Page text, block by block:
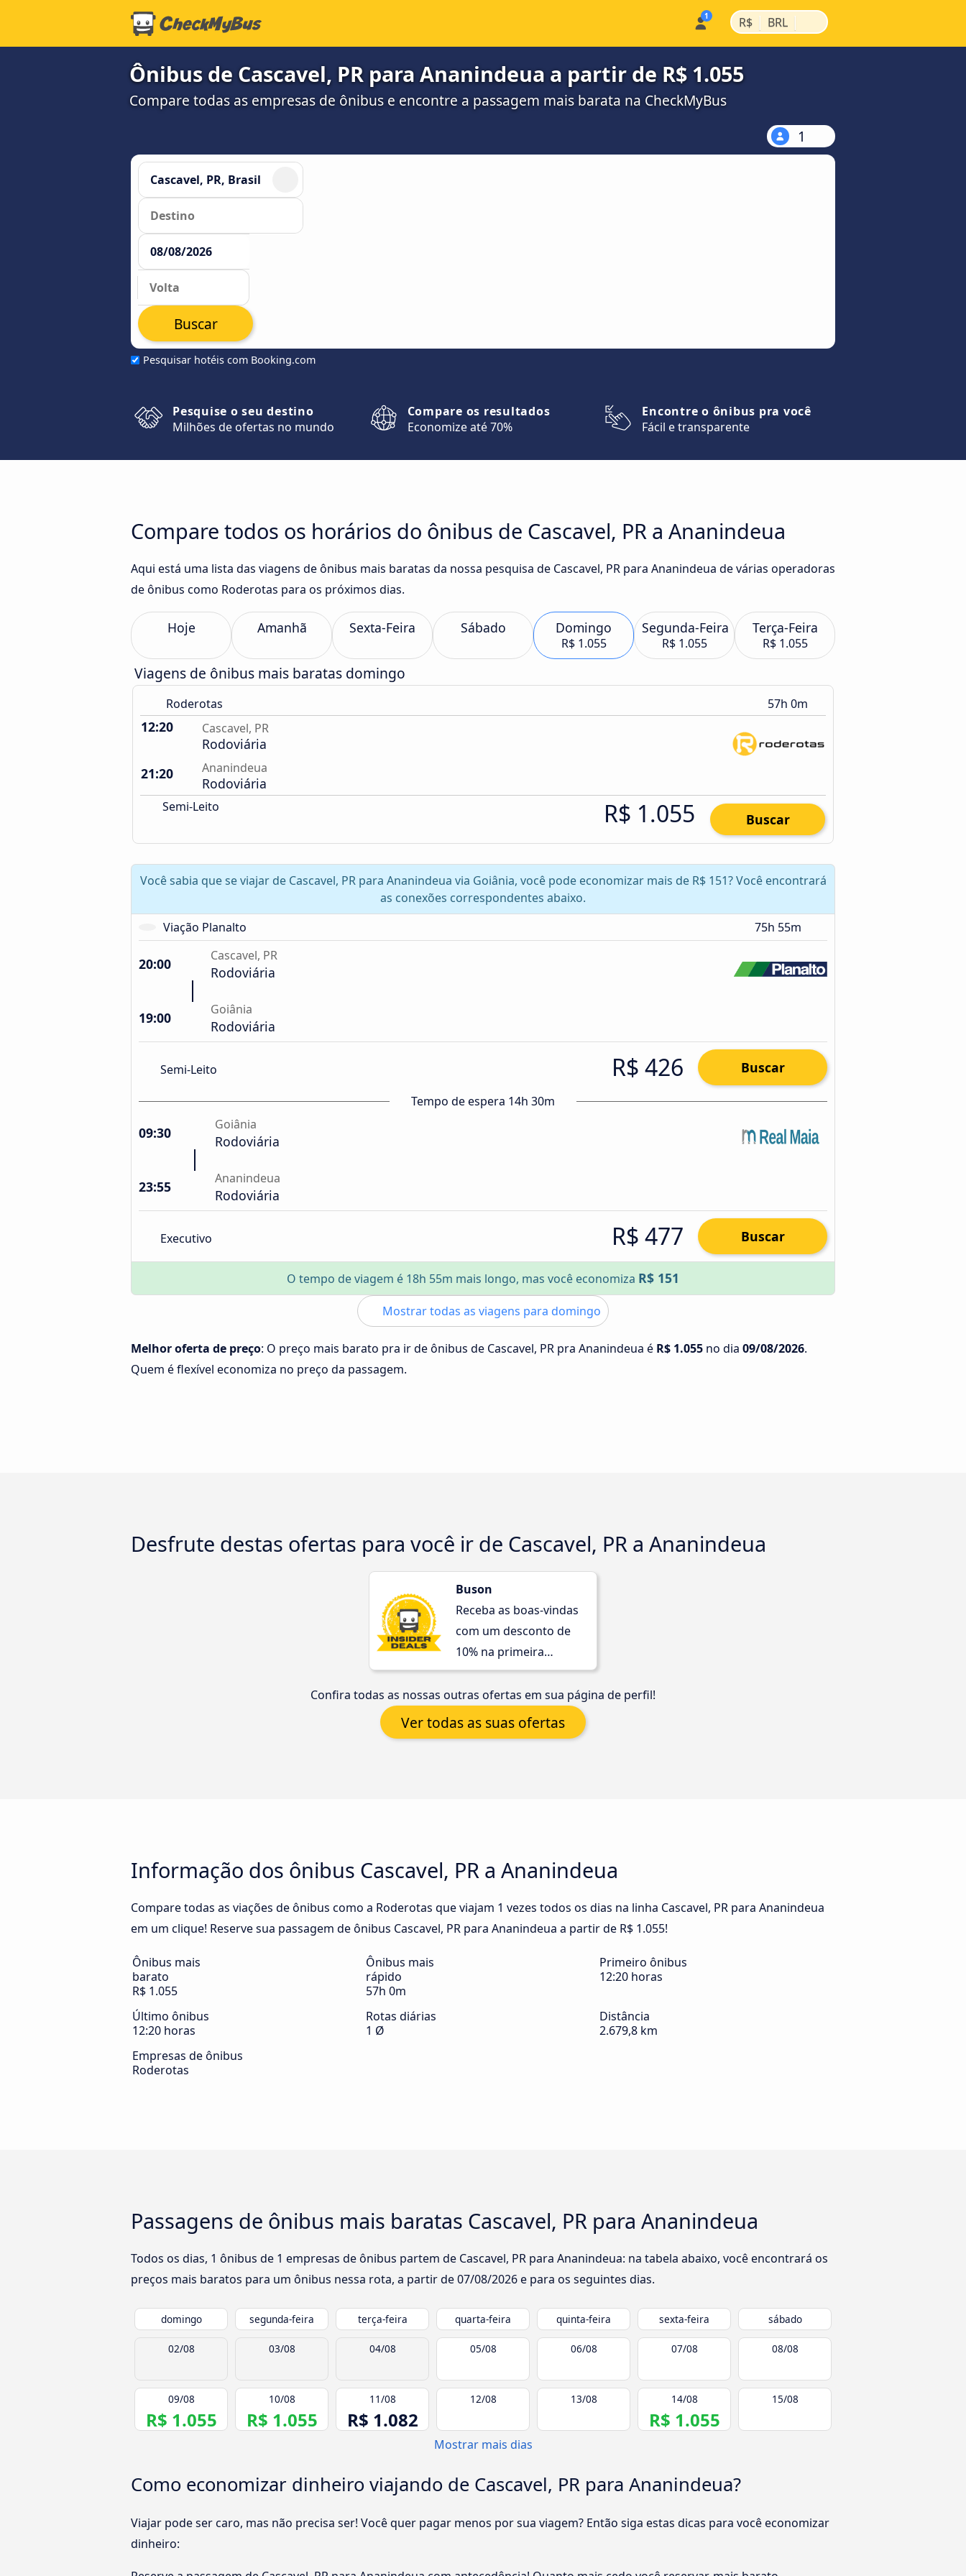
R$ | BRL |
Ônibus de Cascavel, PR para Ananindeua a partir de R$ 1.055
Compare todas as empresas de ônibus e encontre a passagem mais barata na CheckMyBus
1
Pesquisar hotéis com Booking.com
Buscar
Pesquise o seu destino
Milhões de ofertas no mundo
Compare os resultados
Economize até 70%
Encontre o ônibus pra você
Fácil e transparente
Compare todos os horários do ônibus de Cascavel, PR a Ananindeua
Aqui está uma lista das viagens de ônibus mais baratas da nossa pesquisa de Cascavel, PR para Ananindeua de várias operadoras
de ônibus como Roderotas para os próximos dias.
Hoje Amanhã Sexta-Feira Sábado Domingo
R$ 1.055
Segunda-Feira
R$ 1.055
Terça-Feira
R$ 1.055
Viagens de ônibus mais baratas domingo
Roderotas 57h 0m
12:20 Cascavel, PR
Rodoviária
21:20
Ananindeua
Rodoviária
Semi-Leito R$ 1.055 Buscar
Você sabia que se viajar de Cascavel, PR para Ananindeua via Goiânia, você pode economizar mais de R$ 151? Você encontrará
as conexões correspondentes abaixo.
Viação Planalto
75h 55m
20:00 Cascavel, PR
Rodoviária
19:00 Goiânia
Rodoviária
Semi-Leito R$ 426 Buscar
Tempo de espera 14h 30m
09:30 Goiânia
Rodoviária
23:55 Ananindeua
Rodoviária
Executivo R$ 477 Buscar
O tempo de viagem é 18h 55m mais longo, mas você economiza R$ 151
Mostrar todas as viagens para domingo
Melhor oferta de preço: O preço mais barato pra ir de ônibus de Cascavel, PR pra Ananindeua é R$ 1.055 no dia 09/08/2026.
Quem é flexível economiza no preço da passagem.
Desfrute destas ofertas para você ir de Cascavel, PR a Ananindeua
Buson
Receba as boas-vindas
com um desconto de
10% na primeira
compra!
Confira todas as nossas outras ofertas em sua página de perfil!
Ver todas as suas ofertas
Informação dos ônibus Cascavel, PR a Ananindeua
Compare todas as viações de ônibus como a Roderotas que viajam 1 vezes todos os dias na linha Cascavel, PR para Ananindeua
em um clique! Reserve sua passagem de ônibus Cascavel, PR para Ananindeua a partir de R$ 1.055!
Ônibus mais
barato
R$ 1.055
Ônibus mais
rápido
57h 0m
Primeiro ônibus
12:20 horas
Último ônibus
12:20 horas
Rotas diárias
1 Ø
Distância
2.679,8 km
Empresas de ônibus
Roderotas
Passagens de ônibus mais baratas Cascavel, PR para Ananindeua
Todos os dias, 1 ônibus de 1 empresas de ônibus partem de Cascavel, PR para Ananindeua: na tabela abaixo, você encontrará os
preços mais baratos para um ônibus nessa rota, a partir de07/08/2026e para os seguintes dias.
domingo segunda-feira terça-feira quarta-feira quinta-feira sexta-feira sábado
02/08 03/08 04/08 05/08 06/08 07/08 08/08
09/08
R$ 1.055
10/08
R$ 1.055
11/08
R$ 1.082
12/08 13/08 14/08
R$ 1.055
15/08
Mostrar mais dias
Como economizar dinheiro viajando de Cascavel, PR para Ananindeua?
Viajar pode ser caro, mas não precisa ser! Você quer pagar menos por sua viagem? Então siga estas dicas para você economizar
dinheiro: